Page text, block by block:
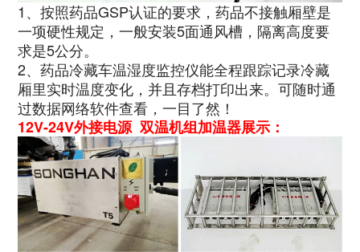
1、按照药品GSP认证的要求，药品不接触厢壁是
一项硬性规定，一般安装5面通风槽，隔离高度要
求是5公分。
2、药品冷藏车温湿度监控仪能全程跟踪记录冷藏
厢里实时温度变化，并且存档打印出来。可随时通
过数据网络软件查看，一目了然！
12V-24V外接电源 双温机组加温器展示：